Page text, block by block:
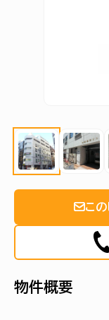
こ
物件概要